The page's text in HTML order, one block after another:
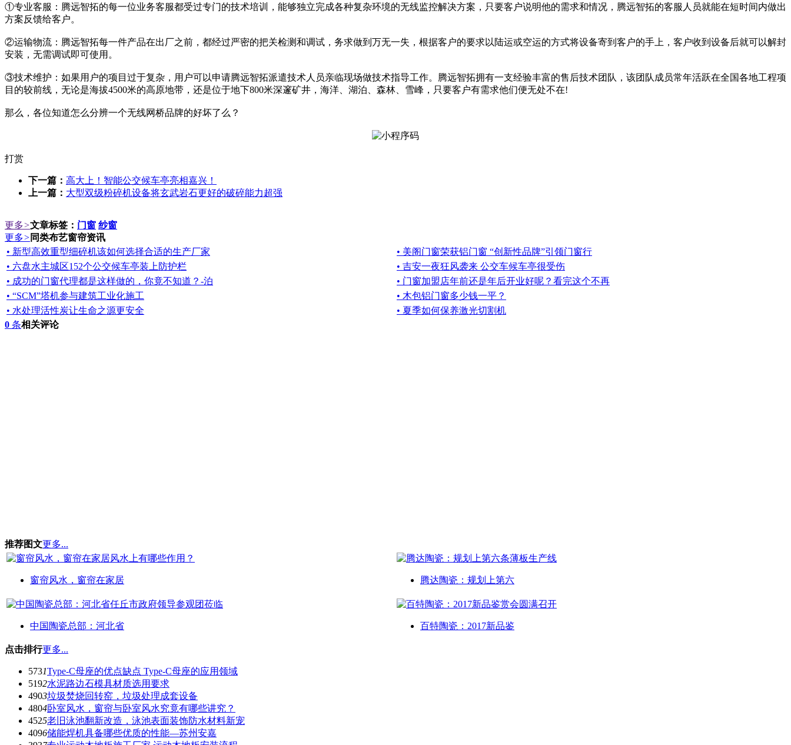
①专业客服：腾远智拓的每一位业务客服都受过专门的技术培训，能够独立完成各种复杂环境的无线监控解决方案，只要客户说明他的需求和情况，腾远智拓的客服人员就能在短时间内做出
方案反馈给客户。
②运输物流：腾远智拓每一件产品在出厂之前，都经过严密的把关检测和调试，务求做到万无一失，根据客户的要求以陆运或空运的方式将设备寄到客户的手上，客户收到设备后就可以解封
安装，无需调试即可使用。
③技术维护：如果用户的项目过于复杂，用户可以申请腾远智拓派遣技术人员亲临现场做技术指导工作。腾远智拓拥有一支经验丰富的售后技术团队，该团队成员常年活跃在全国各地工程项
目的较前线，无论是海拔4500米的高原地带，还是位于地下800米深邃矿井，海洋、湖泊、森林、雪峰，只要客户有需求他们便无处不在!
那么，各位知道怎么分辨一个无线网桥品牌的好坏了么？
打赏
下一篇： 高大上！智能公交候车亭亮相嘉兴！
上一篇： 大型双级粉碎机设备将玄武岩石更好的破碎能力超强
更多>文章标签： 门窗 纱窗
更多> 同类布艺窗帘资讯
• 新型高效重型细碎机该如何选择合适的生产厂家
• 美阁门窗荣获铝门窗 “创新性品牌”引领门窗行
• 六盘水主城区152个公交候车亭装上防护栏
• 吉安一夜狂风袭来 公交车候车亭很受伤
• 成功的门窗代理都是这样做的，你竟不知道？-泊
• 门窗加盟店年前还是年后开业好呢？看完这个不再
• “SCM”塔机参与建筑工业化施工
• 木包铝门窗多少钱一平？
• 水处理活性炭让生命之源更安全
• 夏季如何保养激光切割机
0 条相关评论
推荐图文更多...
窗帘风水，窗帘在家居 腾达陶瓷：规划上第六
中国陶瓷总部：河北省 百特陶瓷：2017新品鉴
点击排行更多...
5731Type-C母座的优点缺点 Type-C母座的应用领域
5192水泥路边石模具材质选用要求
4903垃圾焚烧回转窑，垃圾处理成套设备
4804卧室风水，窗帘与卧室风水究竟有哪些讲究？
4525老旧泳池翻新改造，泳池表面装饰防水材料新宠
4096储能焊机具备哪些优质的性能—苏州安嘉